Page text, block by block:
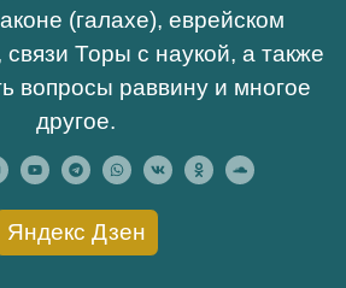
(галахе), еврейском
Торы с наукой, а также
вопросы раввину и многое
другое.
Яндекс Дзен